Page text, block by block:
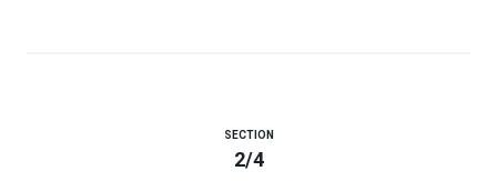
SECTION
2/4